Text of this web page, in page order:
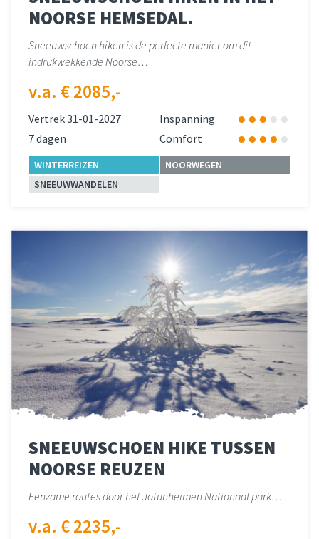
NOORSE HEMSEDAL.
Sneeuwschoen hiken is de perfecte manier om dit
indrukwekkende Noorse…
v.a. € 2085,-
Vertrek 31-01-2027
Inspanning
7 dagen
Comfort
WINTERREIZEN
NOORWEGEN
SNEEUWWANDELEN
SNEEUWSCHOEN HIKE TUSSEN
NOORSE REUZEN
Eenzame routes door het Jotunheimen Nationaal park…
v.a. € 2235,-